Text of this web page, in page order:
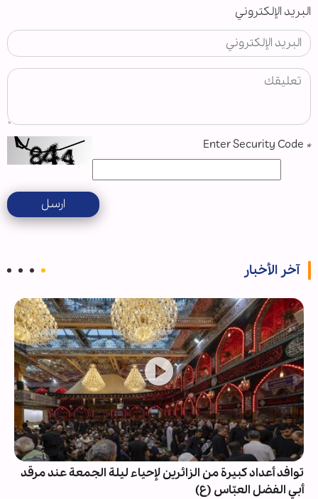
البريد الإلكتروني
*
ارسل
آخر الأخبار
توافد أعداد كبيرة من الزائرين لإحياء ليلة الجمعة عند مرقد
أبي الفضل العبّاس (ع)